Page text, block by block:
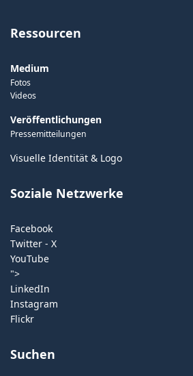
Ressourcen
Medium
Fotos
Videos
Veröffentlichungen
Pressemitteilungen
Visuelle Identität & Logo
Soziale Netzwerke
Facebook
Twitter - X
YouTube
">
LinkedIn
Instagram
Flickr
Suchen